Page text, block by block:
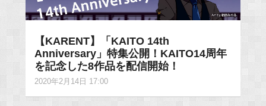
【KARENT】「KAITO 14th
Anniversary」特集公開！KAITO14周年
を記念した8作品を配信開始！
2020年2月14日 17:00